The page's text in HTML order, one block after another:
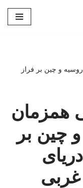
و چین بر فراز
همزمان
چین بر